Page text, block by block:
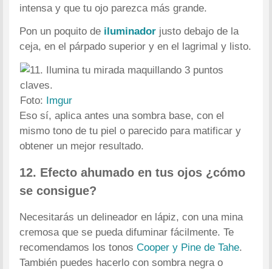
intensa y que tu ojo parezca más grande.
Pon un poquito de iluminador justo debajo de la
ceja, en el párpado superior y en el lagrimal y listo.
Foto: Imgur
Eso sí, aplica antes una sombra base, con el
mismo tono de tu piel o parecido para matificar y
obtener un mejor resultado.
12. Efecto ahumado en tus ojos ¿cómo
se consigue?
Necesitarás un delineador en lápiz, con una mina
cremosa que se pueda difuminar fácilmente. Te
recomendamos los tonosCooper y Pine de Tahe.
También puedes hacerlo con sombra negra o